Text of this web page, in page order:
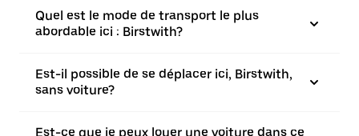
Quel est le mode de transport le plus
abordable ici : Birstwith?
Est-il possible de se déplacer ici, Birstwith,
sans voiture?
Est-ce que je peux louer une voiture dans ce